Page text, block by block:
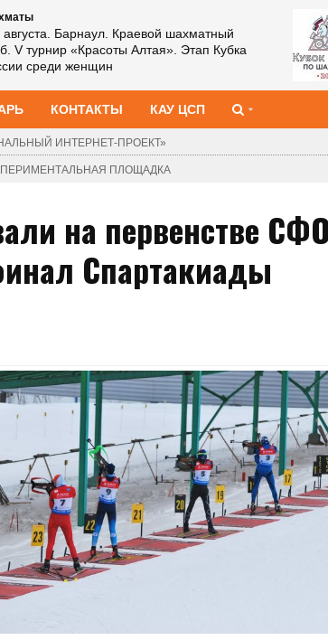
августа. Барнаул. Краевой шахматный
V турнир «Красоты Алтая». Этап Кубка
среди женщин
КОНТАКТЫ КАУ ЦСП
ИНТЕРНЕТ-ПРОЕКТ»
ПЛОЩАДКА
на первенстве СФО
Спартакиады